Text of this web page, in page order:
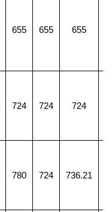
655 655 655
724 724 724
780 724 736.21